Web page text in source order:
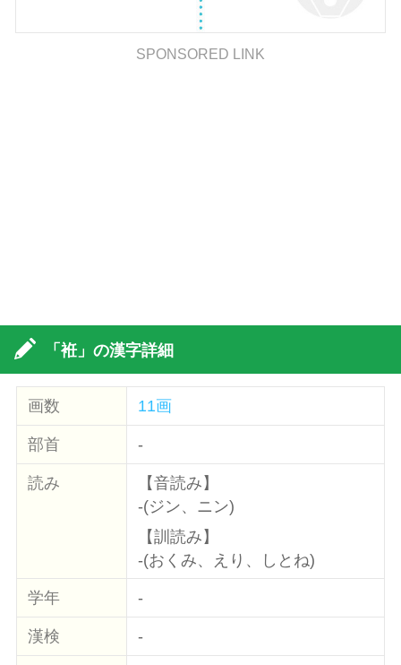
SPONSORED LINK
「袵」の漢字詳細
画数 11画
部首 -
読み
【音読み】
-(ジン、ニン)
【訓読み】
-(おくみ、えり、しとね)
学年 -
漢検 -